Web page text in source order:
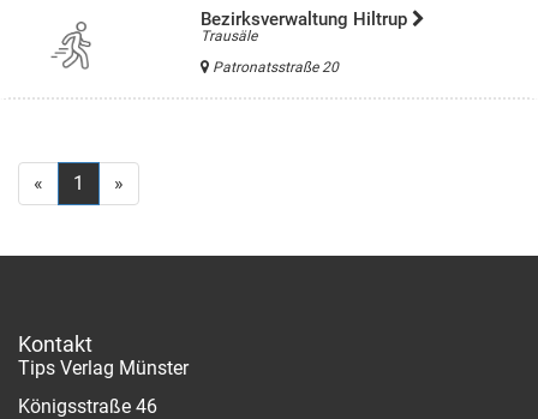
Bezirksverwaltung Hiltrup
Trausäle
Patronatsstraße 20
« 1 »
Kontakt
Tips Verlag Münster
Königsstraße 46